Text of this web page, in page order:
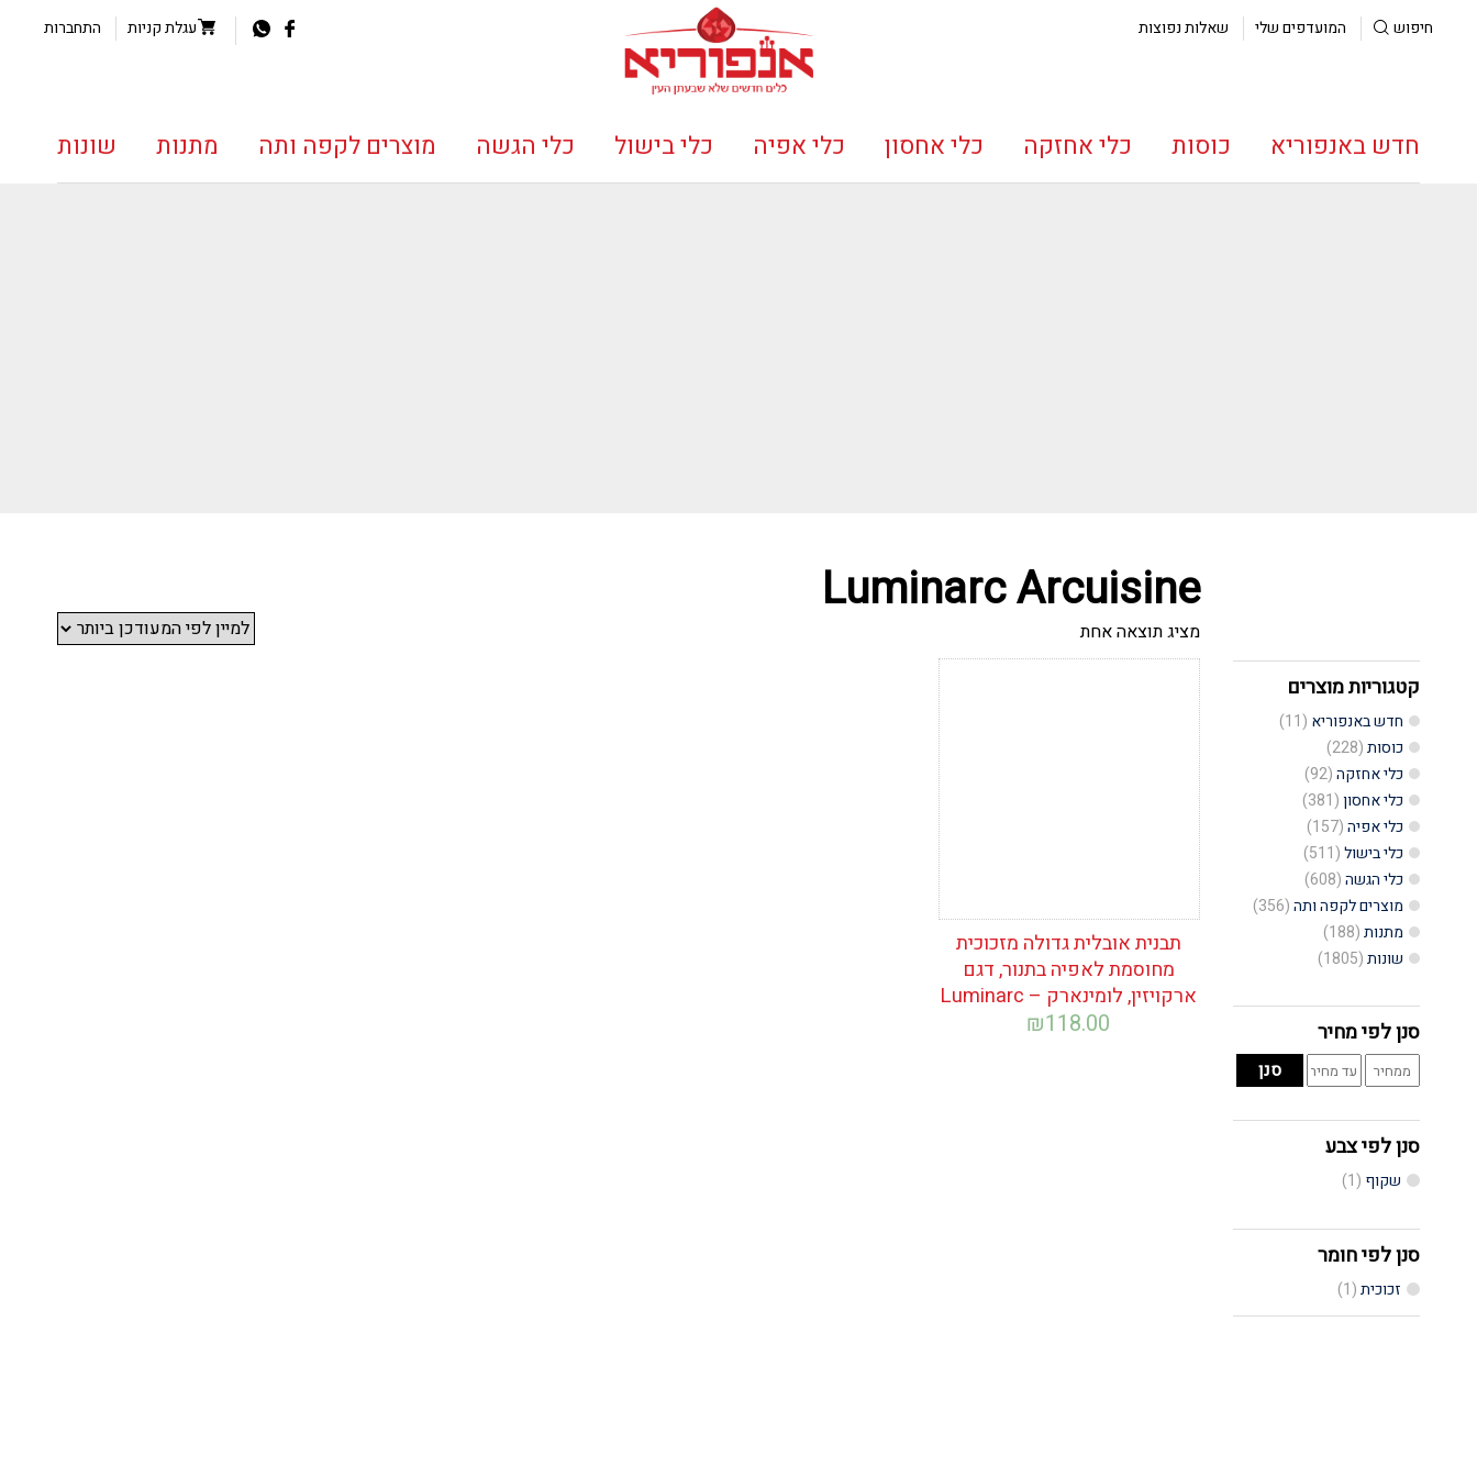
חיפוש המועדפים שלי שאלות נפוצות עגלת קניות התחברות
חדש באנפוריא כוסות כלי אחזקה כלי אחסון כלי אפיה כלי בישול כלי הגשה מוצרים לקפה ותה מתנות שונות
קטגוריות מוצרים
חדש באנפוריא (11)
כוסות(228)
כלי אחזקה(92)
כלי אחסון(381)
כלי אפיה(157)
כלי בישול(511)
כלי הגשה(608)
מוצרים לקפה ותה(356)
מתנות(188)
שונות(1805)
סנן לפי מחיר
מחיר
מינימלי
מחיר
מקסימלי
סנן
סנן לפי צבע
שקוף (1)
סנן לפי חומר
זכוכית(1)
Luminarc Arcuisine
מציג תוצאה אחת
תבנית אובלית גדולה מזכוכית
מחוסמת לאפיה בתנור, דגם
ארקויזין, לומינארק – Luminarc
₪118.00